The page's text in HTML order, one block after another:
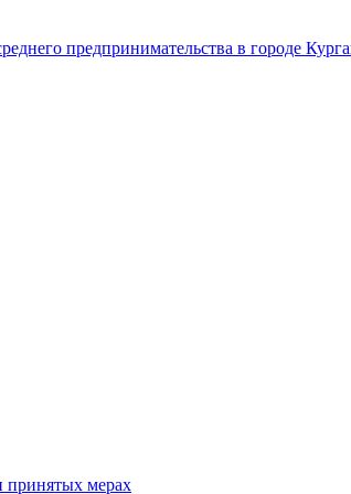
предпринимательства в городе
принятых мерах